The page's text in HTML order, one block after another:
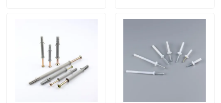
वीडियो